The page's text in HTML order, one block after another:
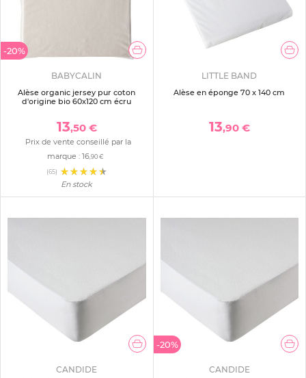
-20%
BABYCALIN
Alèse organic jersey pur coton
d'origine bio 60x120 cm écru
13,50 €
Prix de vente conseillé par la
marque : 16,90 €
(65)
En stock
LITTLE BAND
Alèse en éponge 70 x 140 cm
13,90 €
CANDIDE
-20%
CANDIDE